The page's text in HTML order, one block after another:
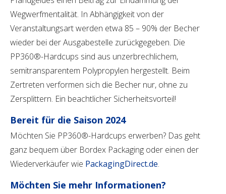
Wegwerfmentalität. In Abhängigkeit von der
Veranstaltungsart werden etwa 85 – 90% der Becher
wieder bei der Ausgabestelle zurückgegeben. Die
PP360®-Hardcups sind aus unzerbrechlichem,
semitransparentem Polypropylen hergestellt. Beim
Zertreten verformen sich die Becher nur, ohne zu
Zersplittern. Ein beachtlicher Sicherheitsvorteil!
Bereit für die Saison 2024
Möchten Sie PP360®-Hardcups erwerben? Das geht
ganz bequem über Bordex Packaging oder einen der
Wiederverkäufer wie PackagingDirect.de.
Möchten Sie mehr Informationen?